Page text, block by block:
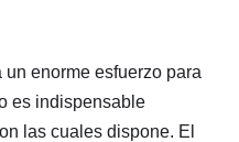
enorme esfuerzo para
es indispensable
las cuales dispone. El